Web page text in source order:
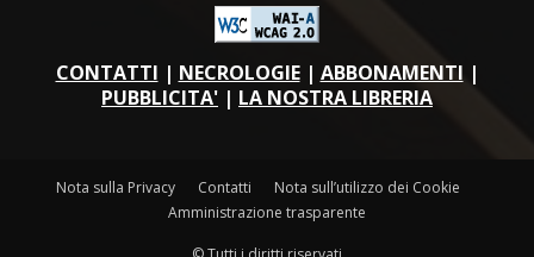
CONTATTI | NECROLOGIE| ABBONAMENTI |
PUBBLICITA' | LA NOSTRA LIBRERIA
Nota sulla Privacy Contatti
Nota sull’utilizzo dei Cookie
Amministrazione trasparente